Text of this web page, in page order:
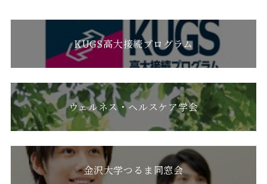
KUGS高大接続プログラム
ウェルネス・ヘルスケア学会
金沢大学つるま同窓会